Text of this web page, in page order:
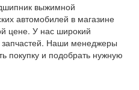
выжимной
автомобилей в магазине
цене. У нас широкий
Наши менеджеры
покупку и подобрать нужную